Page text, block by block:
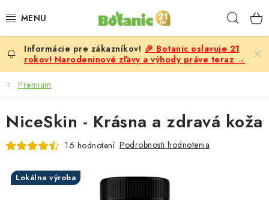
na
PREMIUM
DOPLNKY STRAVY
CIELE
POTRAVINY A NÁPOJE
ZĽAVY, AKCIE
🎉 Botanic oslavuje 21
rokov! Narodeninové zľavy a výhody práve teraz →
Premium
NiceSkin - Krásna a zdravá koža
16 hodnotení Podrobnosti hodnotenia
Lokálna výroba